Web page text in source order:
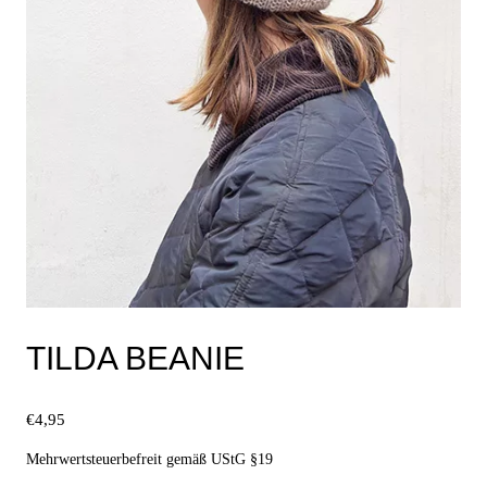
TILDA BEANIE
€4,95
Mehrwertsteuerbefreit gemäß UStG §19